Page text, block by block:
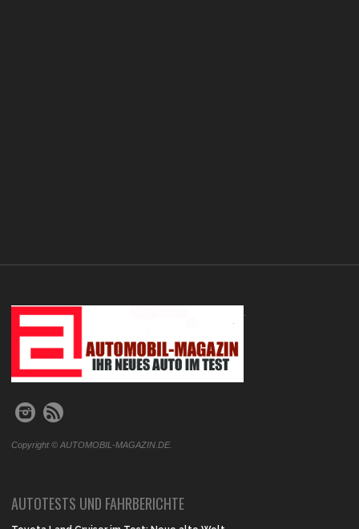
.
Copyright © AUTOMOBIL-MAGAZIN.DE.
AUTOTESTS UND FAHRBERICHTE